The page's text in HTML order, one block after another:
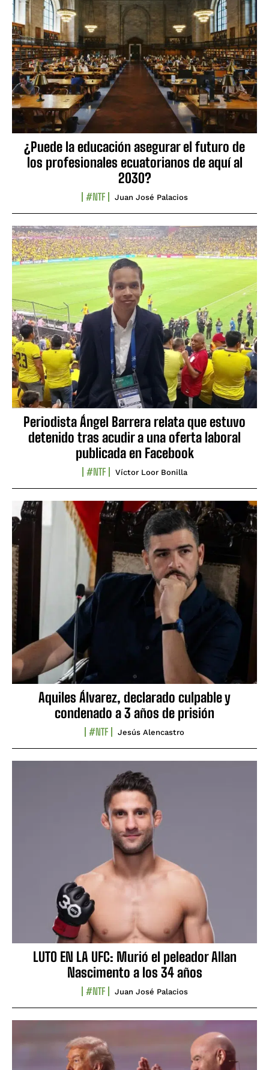
¿Puede la educación asegurar el futuro de
los profesionales ecuatorianos de aquí al
2030?
#NTF Juan José Palacios
Periodista Ángel Barrera relata que estuvo
detenido tras acudir a una oferta laboral
publicada en Facebook
#NTF Víctor Loor Bonilla
Aquiles Álvarez, declarado culpable y
condenado a 3 años de prisión
#NTF Jesús Alencastro
LUTO EN LA UFC: Murió el peleador Allan
Nascimento a los 34 años
#NTF Juan José Palacios